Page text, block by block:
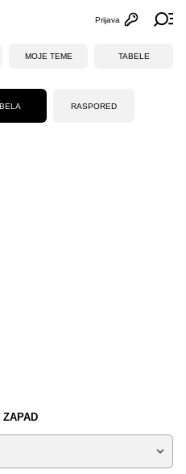
Otvori
Prijava
MOJE TEME TABELE
RASPORED
ZAPAD